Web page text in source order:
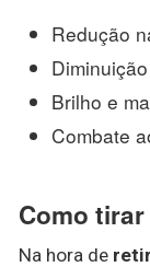
Redução
Brilho e
Combate
Como
Na hora de